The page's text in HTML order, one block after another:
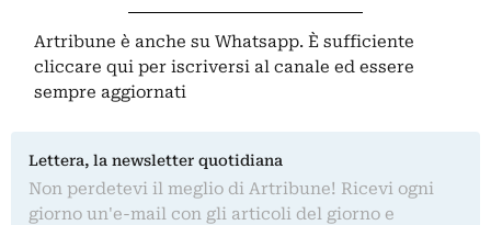
Artribune è anche su Whatsapp. È sufficiente
cliccare qui per iscriversi al canale ed essere
sempre aggiornati
Lettera, la newsletter quotidiana
Non perdetevi il meglio di Artribune! Ricevi ogni
giorno un'e-mail con gli articoli del giorno e